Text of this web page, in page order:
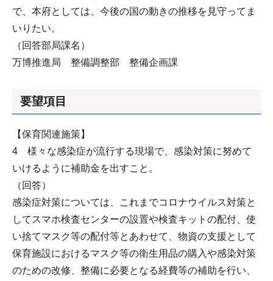
で、本府としては、今後の国の動きの推移を見守ってま
いりたい。
（回答部局課名）
万博推進局 整備調整部 整備企画課
要望項目
【保育関連施策】
4 様々な感染症が流行する現場で、感染対策に努めて
いけるように補助金を出すこと。
（回答）
感染症対策については、これまでコロナウイルス対策と
してスマホ検査センターの設置や検査キットの配付、使
い捨てマスク等の配付等とあわせて、物資の支援として
保育施設におけるマスク等の衛生用品の購入や感染対策
のための改修、整備に必要となる経費等の補助を行い、